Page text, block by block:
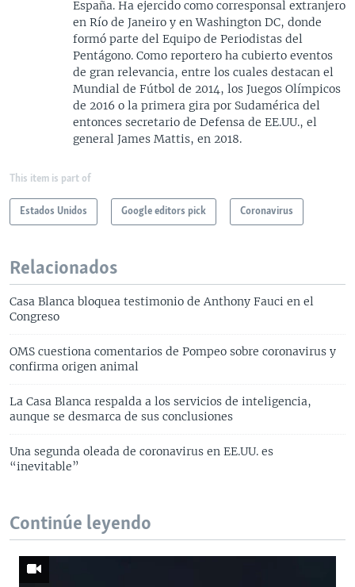
España. Ha ejercido como corresponsal extranjero
en Río de Janeiro y en Washington DC, donde
formó parte del Equipo de Periodistas del
Pentágono. Como reportero ha cubierto eventos
de gran relevancia, entre los cuales destacan el
Mundial de Fútbol de 2014, los Juegos Olímpicos
de 2016 o la primera gira por Sudamérica del
entonces secretario de Defensa de EE.UU., el
general James Mattis, en 2018.
This item is part of
Estados Unidos Google editors pick Coronavirus
Relacionados
Casa Blanca bloquea testimonio de Anthony Fauci en el
Congreso
OMS cuestiona comentarios de Pompeo sobre coronavirus y
confirma origen animal
La Casa Blanca respalda a los servicios de inteligencia,
aunque se desmarca de sus conclusiones
Una segunda oleada de coronavirus en EE.UU. es
“inevitable”
Continúe leyendo